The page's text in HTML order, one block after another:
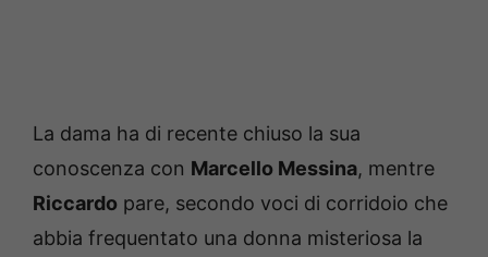
La dama ha di recente chiuso la sua
conoscenza con Marcello Messina, mentre
Riccardo pare, secondo voci di corridoio che
abbia frequentato una donna misteriosa la